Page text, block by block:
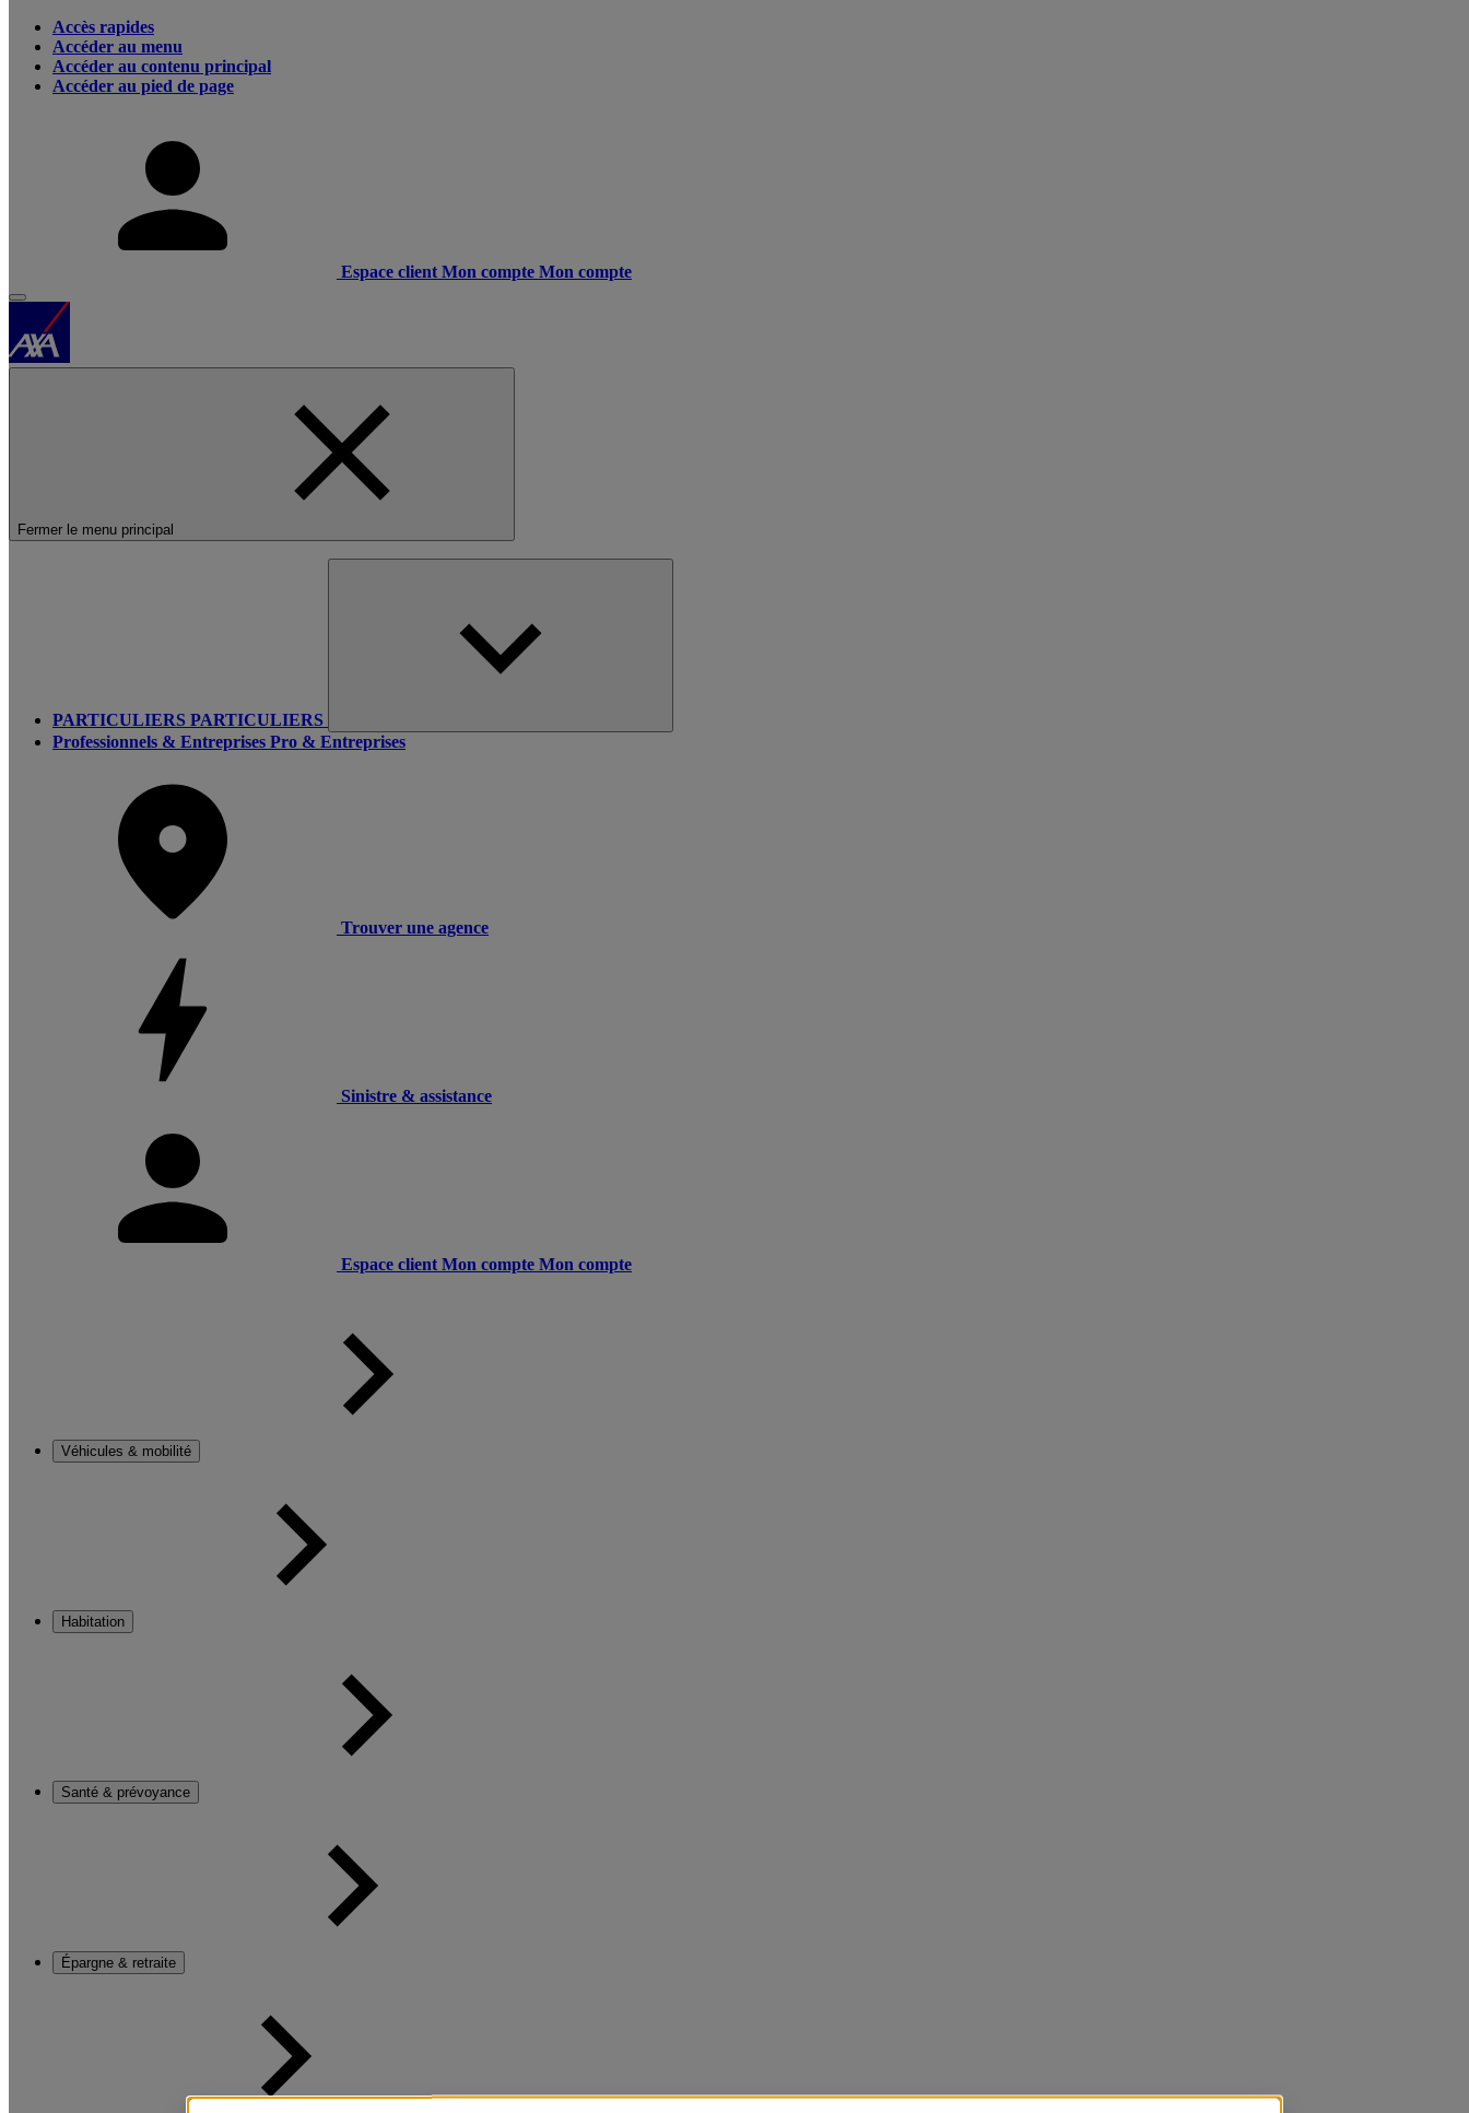
Accès rapides
Accéder au menu
Accéder au contenu principal
Accéder au pied de page
Espace client Mon compte Mon compte
Fermer le menu principal
PARTICULIERS PARTICULIERS
Professionnels & Entreprises Pro & Entreprises
Trouver une agence
Sinistre & assistance
Espace client Mon compte Mon compte
Véhicules & mobilité
Habitation
Santé & prévoyance
Épargne & retraite